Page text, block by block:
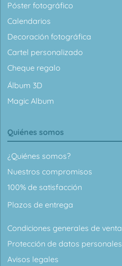
Póster fotográfico
Calendarios
Decoración fotográfica
Cartel personalizado
Cheque regalo
Álbum 3D
Magic Album
Quiénes somos
¿Quiénes somos?
Nuestros compromisos
100% de satisfacción
Plazos de entrega
Condiciones generales de venta
Protección de datos personales
Avisos legales